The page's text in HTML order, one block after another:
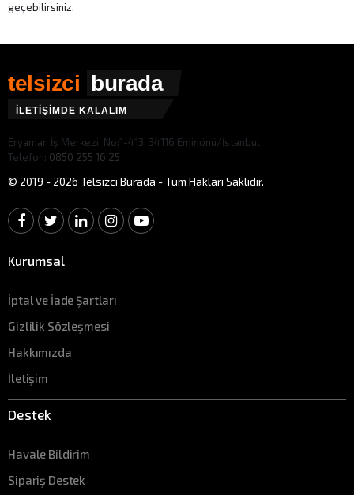
geçebilirsiniz.
telsizci burada
İLETİŞİMDE KALALIM
Eryaman İş Merkezi, No:1-413, 34116 Eminönü/İstanbul
Telefon: 0850 255 16 25
© 2019 - 2026 Telsizci Burada - Tüm Hakları Saklıdır.
Kurumsal
İptal ve İade Şartları
Gizlilik Sözleşmesi
Hakkımızda
İletişim
Destek
Havale Bildirim
Sipariş Destek